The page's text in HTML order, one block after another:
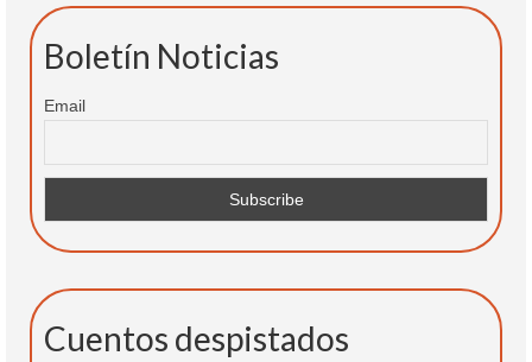
Boletín Noticias
Email
Cuentos despistados